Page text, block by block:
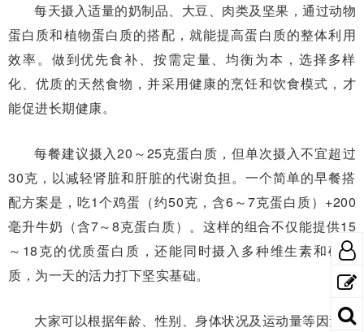
每天摄入适量的奶制品、大豆、肉类及坚果，通过动物
蛋白质和植物蛋白质的搭配，就能提高蛋白质的整体利用
效率。做到优先食补、按需定量、均衡为本，选择多样
化、优质的天然食物，并采用健康的烹饪和饮食模式，才
能促进长期健康。
每餐建议摄入20～25克蛋白质，但单次摄入不宜超过
30克，以减轻肾脏和肝脏的代谢负担。一个简单的早餐搭
配方案是，吃1个鸡蛋（约50克，含6～7克蛋白质）+200
毫升牛奶（含7～8克蛋白质）。这样的组合不仅能提供15
～18克的优质蛋白质，还能同时摄入多种维生素和矿物
质，为一天的活力打下坚实基础。
大家可以根据年龄、性别、身体状况及运动量等因素，